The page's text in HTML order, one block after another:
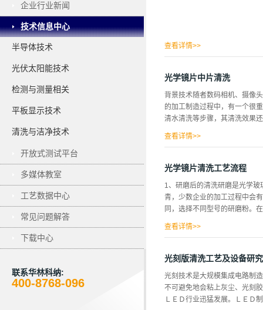
企业行业新闻
技术信息中心
半导体技术
光伏太阳能技术
检测与测量相关
平板显示技术
清洗与洁净技术
开放式测试平台
多媒体教室
工艺数据中心
常见问题解答
下载中心
联系华林科纳:
400-8768-096
查看详情>>
光学镜片中片清洗
背景技术随者数码相机、摄像
的加工制造过程中，有一个很
清水清洗等步骤，其清洗效果
到上述目的，本发明采用的技
1min；（3）将经过步骤（2）
浸泡入天然植物胶溶液中，超
植物胶溶液的浓度为0.5-2wt%
干；（7）在密封干燥器中冷
查看详情>>
光学镜片清洗工艺流程
1、研磨后的清洗研磨是光学
青，少数企业的加工过程中会
同，选择不同型号的研磨粉。
下：有机溶剂清洗剂（超声波
汰阶段；而长期使用三氯乙烯
剂厂家研制生产了非ODS溶剂
条件的要求。比如在少数企业
查看详情>>
光刻版清洗工艺及设备研究
光刻技术是大规模集成电路制
不可避免地会粘上灰尘、光刻
ＬＥＤ行业迅猛发展。ＬＥＤ